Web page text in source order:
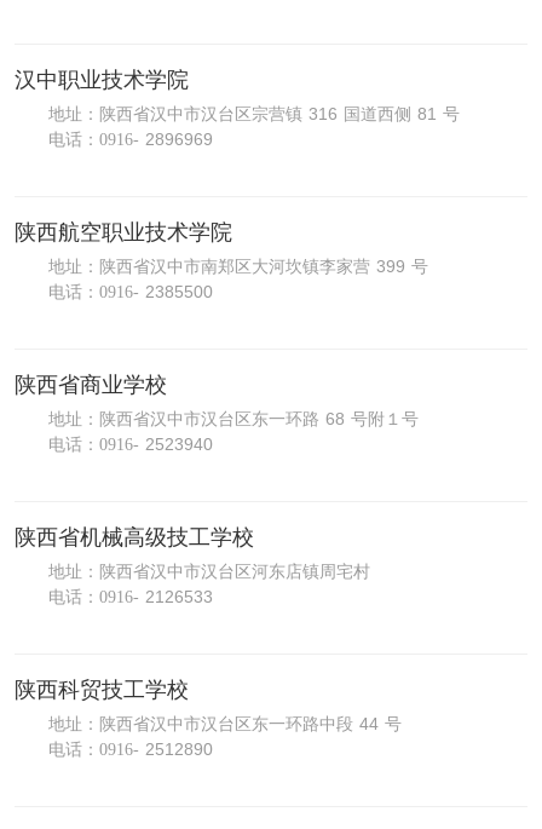
汉中职业技术学院
地址：陕西省汉中市汉台区宗营镇 316 国道西侧 81 号
电话： 0916- 2896969
陕西航空职业技术学院
地址：陕西省汉中市南郑区大河坎镇李家营 399 号
电话： 0916- 2385500
陕西省商业学校
地址：陕西省汉中市汉台区东一环路 68 号附１号
电话： 0916- 2523940
陕西省机械高级技工学校
地址：陕西省汉中市汉台区河东店镇周宅村
电话： 0916- 2126533
陕西科贸技工学校
地址：陕西省汉中市汉台区东一环路中段 44 号
电话： 0916- 2512890